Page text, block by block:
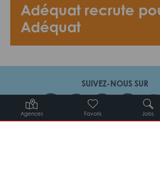
Agences Favoris Jobs
Adéquat recrute
Adéquat
SUIVEZ-NOUS SUR